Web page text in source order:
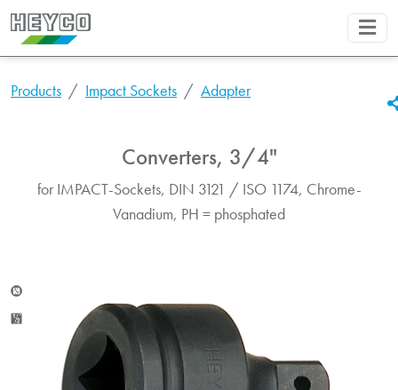
Products Impact Sockets Adapter
Converters, 3/4"
for IMPACT-Sockets, DIN 3121 / ISO 1174, Chrome-
Vanadium, PH = phosphated